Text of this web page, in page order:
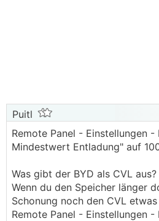
Puitl
Remote Panel - Einstellungen -
Mindestwert Entladung" auf
Was gibt der BYD als CVL aus?
Wenn du den Speicher länger
Schonung noch den CVL
Remote Panel - Einstellungen -